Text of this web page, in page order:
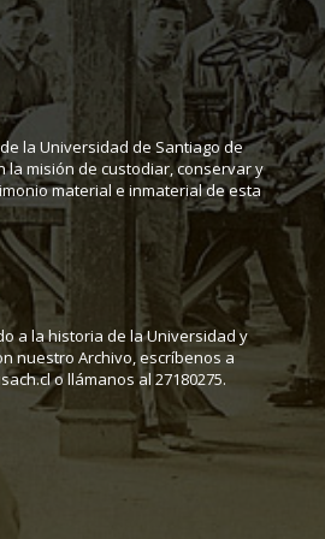
la Universidad de Santiago de
la misión de custodiar, conservar y
material e inmaterial de esta
a la historia de la Universidad y
nuestro Archivo, escríbenos a
o llámanos al 27180275.